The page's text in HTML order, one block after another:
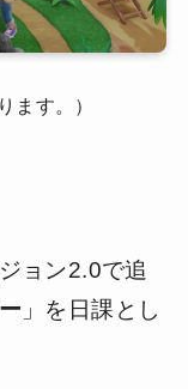
ます。）
ョン2.0で追
」を日課とし